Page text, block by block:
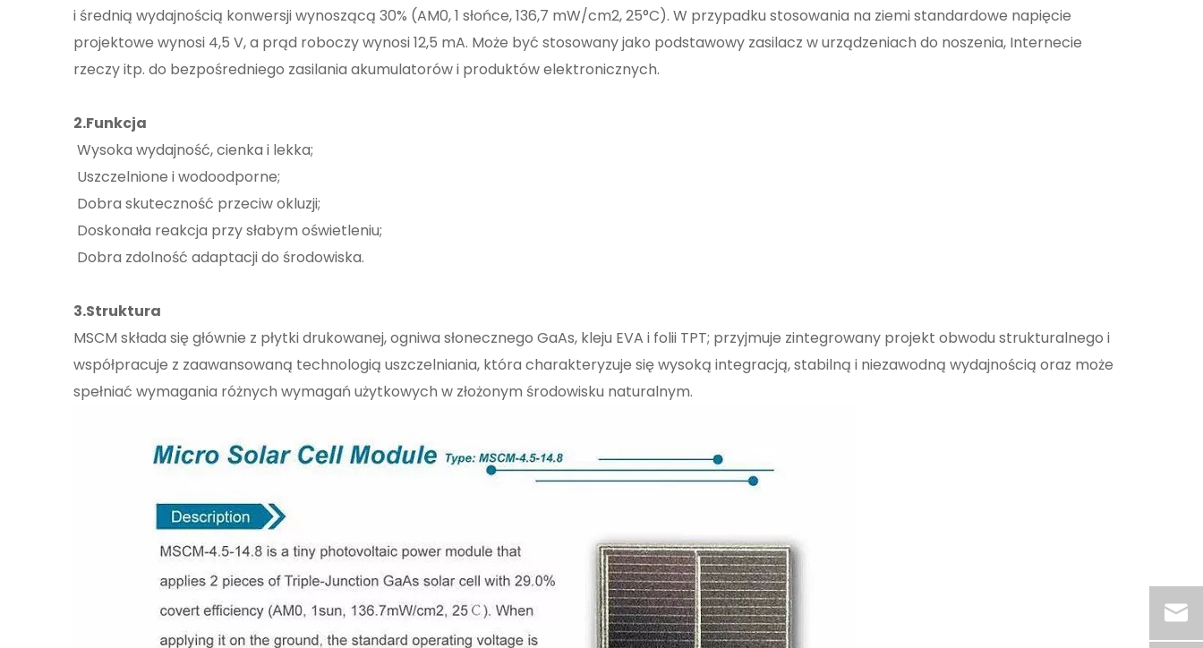
i średnią wydajnością konwersji wynoszącą 30% (AM0, 1 słońce, 136,7 mW/cm2, 25°C). W przypadku stosowania na ziemi standardowe napięcie
projektowe wynosi 4,5 V, a prąd roboczy wynosi 12,5 mA. Może być stosowany jako podstawowy zasilacz w urządzeniach do noszenia, Internecie
rzeczy itp. do bezpośredniego zasilania akumulatorów i produktów elektronicznych.
2.Funkcja
Wysoka wydajność, cienka i lekka;
Uszczelnione i wodoodporne;
Dobra skuteczność przeciw okluzji;
Doskonała reakcja przy słabym oświetleniu;
Dobra zdolność adaptacji do środowiska.
3.Struktura
MSCM składa się głównie z płytki drukowanej, ogniwa słonecznego GaAs, kleju EVA i folii TPT; przyjmuje zintegrowany projekt obwodu strukturalnego i
współpracuje z zaawansowaną technologią uszczelniania, która charakteryzuje się wysoką integracją, stabilną i niezawodną wydajnością oraz może
spełniać wymagania różnych wymagań użytkowych w złożonym środowisku naturalnym.